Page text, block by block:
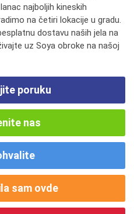
najboljih kineskih
na četiri lokacije u gradu.
dostavu naših jela na
uz Soya obroke na našoj
poruku
nas
sam ovde